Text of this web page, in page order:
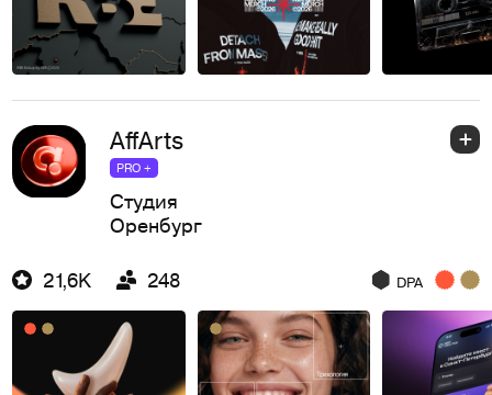
AffArts
PRO +
Студия
Оренбург
21,6K 248 DPA